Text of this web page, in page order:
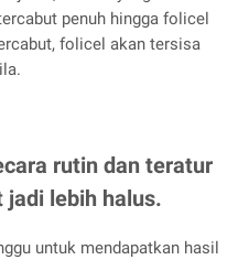
penuh hingga folicel
folicel akan tersisa
rutin dan teratur
lebih halus.
untuk mendapatkan hasil